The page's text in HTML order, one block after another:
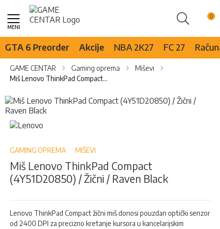
Pretraži
Skip
Content
GTA 6 Preorder Akcije NBA 2K27 FC 27
GAME CENTAR Gaming oprema
Miševi
Miš Lenovo ThinkPad Compact (4Y51D20850) / Žični / Raven Black
Skip
to
the
end
the
images
gallery
Skip
to
beginning
the
images
GAMING OPREMA MIŠEVI
Miš Lenovo ThinkPad Compact
(4Y51D20850) / Žični / Raven Black
Lenovo ThinkPad Compact žični miš donosi pouzdan optički senzor
od 2400 DPI za precizno kretanje kursora u kancelarijskim